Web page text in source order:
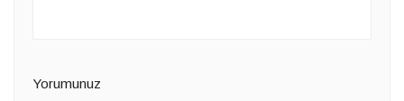
Yorumunuz